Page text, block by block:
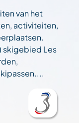
van het
activiteiten,
skigebied Les